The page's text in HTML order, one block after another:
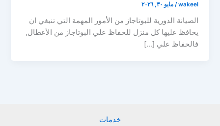
wakeel
/مايو ٣٠, ٢٠٢٦
الصيانة الدورية للبوتاجاز من الأمور المهمة التي تنبغي ان
يحافظ عليها كل منزل للحفاظ علي البوتاجاز من الأعطال,
فالحفاظ علي […]
خدمات